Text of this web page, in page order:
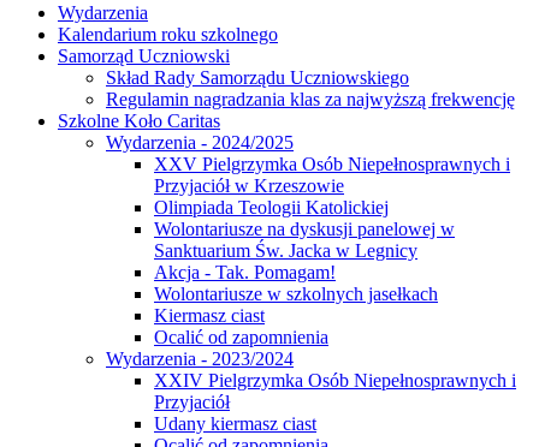
Wydarzenia
Kalendarium roku szkolnego
Samorząd Uczniowski
Skład Rady Samorządu Uczniowskiego
Regulamin nagradzania klas za najwyższą frekwencję
Szkolne Koło Caritas
Wydarzenia - 2024/2025
XXV Pielgrzymka Osób Niepełnosprawnych i
Przyjaciół w Krzeszowie
Olimpiada Teologii Katolickiej
Wolontariusze na dyskusji panelowej w
Sanktuarium Św. Jacka w Legnicy
Akcja - Tak. Pomagam!
Wolontariusze w szkolnych jasełkach
Kiermasz ciast
Ocalić od zapomnienia
Wydarzenia - 2023/2024
XXIV Pielgrzymka Osób Niepełnosprawnych i
Przyjaciół
Udany kiermasz ciast